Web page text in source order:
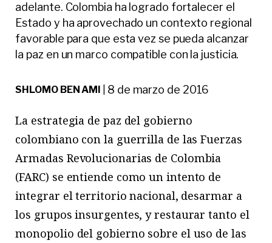
adelante. Colombia ha logrado fortalecer el
Estado y ha aprovechado un contexto regional
favorable para que esta vez se pueda alcanzar
la paz en un marco compatible con la justicia.
SHLOMO BEN AMI 8 de marzo de 2016
La estrategia de paz del gobierno
colombiano con la guerrilla de las Fuerzas
Armadas Revolucionarias de Colombia
(FARC) se entiende como un intento de
integrar el territorio nacional, desarmar a
los grupos insurgentes, y restaurar tanto el
monopolio del gobierno sobre el uso de las